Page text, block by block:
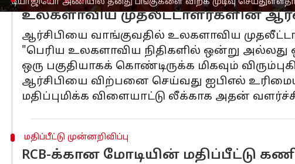
டியாஜியோ அணியில் தனது பங்குகளை விற்க முடிவு
உலகளாவிய முதலீட்டாளர்களின்
ஆர்சிபியை வாங்குவதில் உலகளாவிய
"பெரிய உலகளாவிய நிதிகளில் ஒன்று
ஒரு பகுதியாகக் கொண்டிருக்க மிகவும்
ஆர்சிபியை விற்பனை செய்வது ஐபிஎல்
மதிப்புமிக்க விளையாட்டு லீக்காக அதன்
மதிப்பீட்டு முன்னறிவிப்பு
RCB-க்கான மோடியின் மதிப்பீட்டு